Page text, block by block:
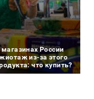
России
из-за этого
что купить?